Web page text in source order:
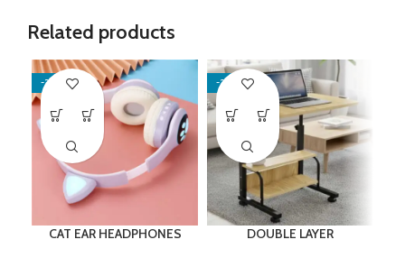
Related products
-32%
CAT EAR HEADPHONES
-24%
DOUBLE LAYER